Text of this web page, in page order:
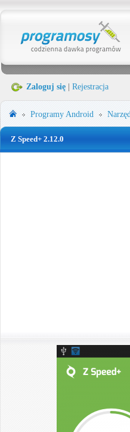
Zaloguj się Rejestracja
ProgramyAndroid
Z Speed+ 2.12.0